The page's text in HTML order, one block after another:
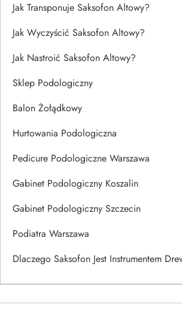
Jak Transponuje Saksofon Altowy?
Jak Wyczyścić Saksofon Altowy?
Jak Nastroić Saksofon Altowy?
Sklep Podologiczny
Balon Żołądkowy
Hurtowania Podologiczna
Pedicure Podologiczne Warszawa
Gabinet Podologiczny Koszalin
Gabinet Podologiczny Szczecin
Podiatra Warszawa
Dlaczego Saksofon Jest Instrumentem